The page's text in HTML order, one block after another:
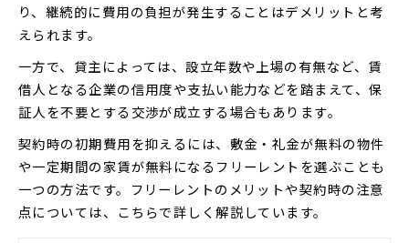
り、継続的に費用の負担が発生することはデメリットと考
えられます。
一方で、貸主によっては、設立年数や上場の有無など、賃
借人となる企業の信用度や支払い能力などを踏まえて、保
証人を不要とする交渉が成立する場合もあります。
契約時の初期費用を抑えるには、敷金・礼金が無料の物件
や一定期間の家賃が無料になるフリーレントを選ぶことも
一つの方法です。フリーレントのメリットや契約時の注意
点については、こちらで詳しく解説しています。